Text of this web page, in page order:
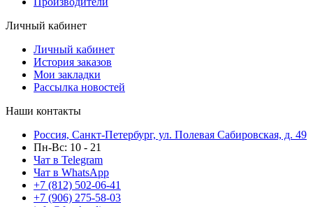
Личный кабинет
Личный кабинет
История заказов
Мои закладки
Рассылка новостей
Наши контакты
Россия, Санкт-Петербург, ул. Полевая Сабировская, д. 49
Пн-Вс: 10 - 21
Чат в Telegram
Чат в WhatsApp
+7 (812) 502-06-41
+7 (906) 275-58-03